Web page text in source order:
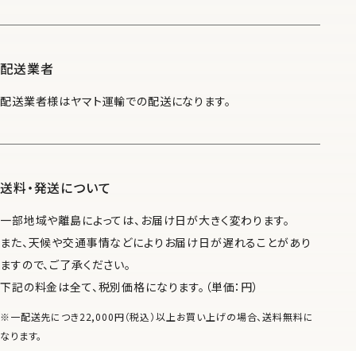
配送業者
配送業者様はヤマト運輸での配送になります。
送料・発送について
一部地域や離島によっては、お届け日が大きく変わります。
また、天候や交通事情などによりお届け日が遅れることがあり
ますので、ご了承ください。
下記の料金は全て、税別価格になります。（単価：円）
※一配送先につき22,000円（税込）以上お買い上げの場合、送料無料に
なります。